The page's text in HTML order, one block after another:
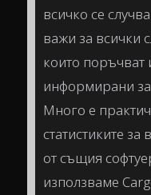
всичко се
важи за всички
които поръчват
информирани
Много е
статистиките
от същия
използваме